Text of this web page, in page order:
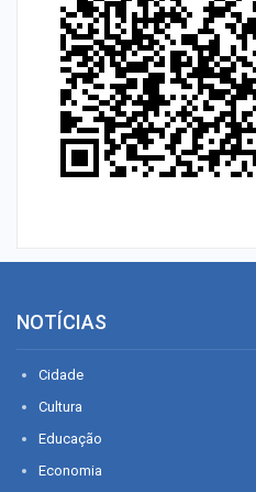
NOTÍCIAS
Cidade
Cultura
Educação
Economia